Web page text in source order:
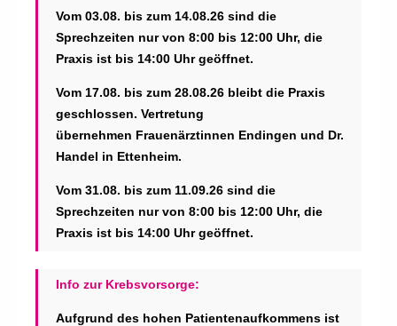
Vom 03.08. bis zum 14.08.26 sind die
Sprechzeiten nur von 8:00 bis 12:00 Uhr, die
Praxis ist bis 14:00 Uhr geöffnet.
Vom 17.08. bis zum 28.08.26 bleibt die Praxis
geschlossen. Vertretung
übernehmen Frauenärztinnen Endingen und Dr.
Handel in Ettenheim.
Vom 31.08. bis zum 11.09.26 sind die
Sprechzeiten nur von 8:00 bis 12:00 Uhr, die
Praxis ist bis 14:00 Uhr geöffnet.
Info zur Krebsvorsorge:
Aufgrund des hohen Patienten­aufkommens ist